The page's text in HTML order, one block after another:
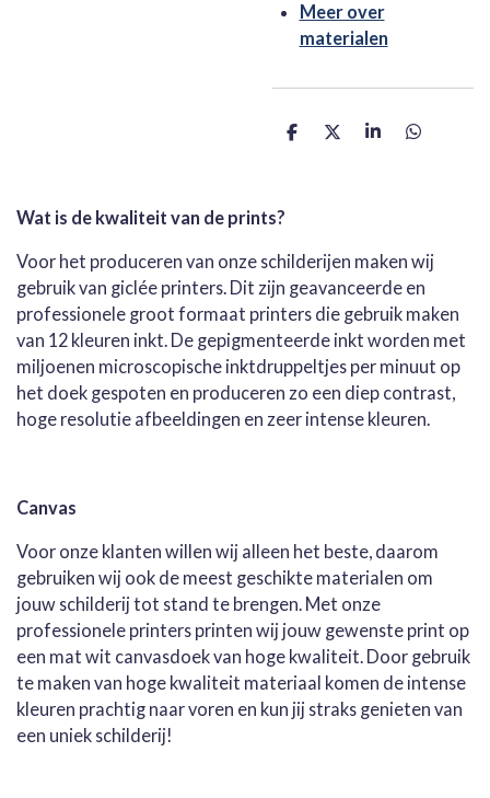
Meer over
materialen
D
D
S
D
Wat is de kwaliteit van de prints?
Voor het produceren van onze schilderijen maken wij
gebruik van giclée printers. Dit zijn geavanceerde en
professionele groot formaat printers die gebruik maken
van 12 kleuren inkt. De gepigmenteerde inkt worden met
miljoenen microscopische inktdruppeltjes per minuut op
het doek gespoten en produceren zo een diep contrast,
hoge resolutie afbeeldingen en zeer intense kleuren.
Canvas
Voor onze klanten willen wij alleen het beste, daarom
gebruiken wij ook de meest geschikte materialen om
jouw schilderij tot stand te brengen. Met onze
professionele printers printen wij jouw gewenste print op
een mat wit canvasdoek van hoge kwaliteit. Door gebruik
te maken van hoge kwaliteit materiaal komen de intense
kleuren prachtig naar voren en kun jij straks genieten van
een uniek schilderij!